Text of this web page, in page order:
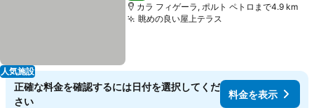
人気施設
カラ フィゲーラ, ポルト ペトロまで4.9 km
眺めの良い屋上テラス
正確な料金を確認するには日付を選択してくだ
さい
料金を表示